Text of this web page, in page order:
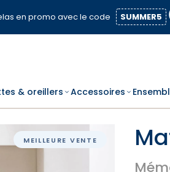
en promo avec le code SUMMER5
& oreillers Accessoires
MEILLEURE VENTE